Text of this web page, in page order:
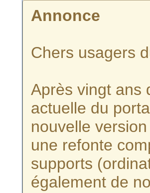
Annonce
Chers usagers
Après vingt ans
actuelle du
nouvelle
une refonte
supports
également de